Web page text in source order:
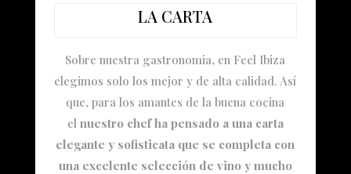
LA CARTA
Sobre nuestra gastronomia, en Feel Ibiza
elegimos solo los mejor y de alta calidad. Así
que, para los amantes de la buena cocina
el nuestro chef ha pensado a una carta
elegante y sofisticata que se completa con
una excelente selección de vino y mucho